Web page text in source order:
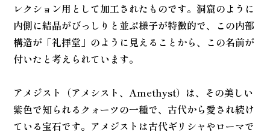
レクション用として加工されたものです。洞窟のように
内側に結晶がびっしりと並ぶ様子が特徴的で、この内部
構造が「礼拝堂」のように見えることから、この名前が
付いたと考えられています。
アメジスト（アメシスト、Amethyst）は、その美しい
紫色で知られるクォーツの一種で、古代から愛され続け
ている宝石です。アメジストは古代ギリシャやローマで